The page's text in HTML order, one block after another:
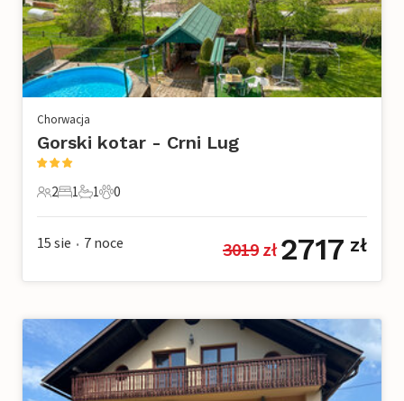
Chorwacja
Gorski kotar - Crni Lug
2 Goście
2
1 Sypialnia
1
1 Łazienka
1
0 Zwierzęta domowe
0
15 sie • 7 noce 3019 zł 2717 zł